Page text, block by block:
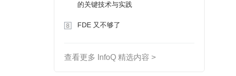
的关键技术与实践
8 FDE 又不够了
查看更多 InfoQ 精选内容 >